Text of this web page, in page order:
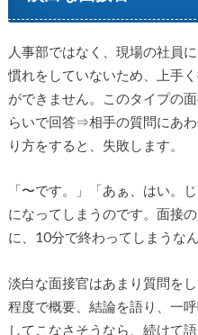
人事部ではなく、現場の社員
慣れをしていないため、上手
ができません。このタイプの
らいで回答⇒相手の質問にあ
り方をすると、失敗します。
「〜です。」「あぁ、はい。
になってしまうのです。面接
に、10分で終わってしまうな
淡白な面接官はあまり質問を
程度で概要、結論を語り、一
してこなさそうなら、続けて